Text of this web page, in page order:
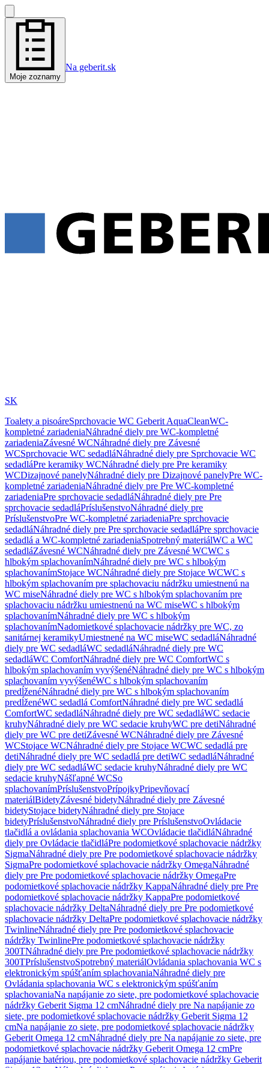
Moje zoznamy
Na geberit.sk
SK
Toalety a pisoáreSprchovacie WC Geberit AquaCleanWC-
kompletné zariadeniaNáhradné diely pre WC-kompletné
zariadeniaZávesné WCNáhradné diely pre Závesné
WCSprchovacie WC sedadláNáhradné diely pre Sprchovacie WC
sedadláPre keramiky WCNáhradné diely pre Pre keramiky
WCDizajnové panelyNáhradné diely pre Dizajnové panelyPre WC-
kompletné zariadeniaNáhradné diely pre Pre WC-kompletné
zariadeniaPre sprchovacie sedadláNáhradné diely pre Pre
sprchovacie sedadláPríslušenstvoNáhradné diely pre
PríslušenstvoPre WC-kompletné zariadeniaPre sprchovacie
sedadláNáhradné diely pre Pre sprchovacie sedadláPre sprchovacie
sedadlá a WC-kompletné zariadeniaSpotrebný materiálWC a WC
sedadláZávesné WCNáhradné diely pre Závesné WCWC s
hlbokým splachovanímNáhradné diely pre WC s hlbokým
splachovanímStojace WCNáhradné diely pre Stojace WCWC s
hlbokým splachovaním pre splachovaciu nádržku umiestnenú na
WC miseNáhradné diely pre WC s hlbokým splachovaním pre
splachovaciu nádržku umiestnenú na WC miseWC s hlbokým
splachovanímNáhradné diely pre WC s hlbokým
splachovanímNadomietkové splachovacie nádržky pre WC, zo
sanitárnej keramikyUmiestnené na WC miseWC sedadláNáhradné
diely pre WC sedadláWC sedadláNáhradné diely pre WC
sedadláWC ComfortNáhradné diely pre WC ComfortWC s
hlbokým splachovaním vyvýšenéNáhradné diely pre WC s hlbokým
splachovaním vyvýšenéWC s hlbokým splachovaním
predĺženéNáhradné diely pre WC s hlbokým splachovaním
predĺženéWC sedadlá ComfortNáhradné diely pre WC sedadlá
ComfortWC sedadláNáhradné diely pre WC sedadláWC sedacie
kruhyNáhradné diely pre WC sedacie kruhyWC pre detiNáhradné
diely pre WC pre detiZávesné WCNáhradné diely pre Závesné
WCStojace WCNáhradné diely pre Stojace WCWC sedadlá pre
detiNáhradné diely pre WC sedadlá pre detiWC sedadláNáhradné
diely pre WC sedadláWC sedacie kruhyNáhradné diely pre WC
sedacie kruhyNášľapné WCSo
splachovanímPríslušenstvoPrípojkyPripevňovací
materiálBidetyZávesné bidetyNáhradné diely pre Závesné
bidetyStojace bidetyNáhradné diely pre Stojace
bidetyPríslušenstvoNáhradné diely pre PríslušenstvoOvládacie
tlačidlá a ovládania splachovania WCOvládacie tlačidláNáhradné
diely pre Ovládacie tlačidláPre podomietkové splachovacie nádržky
SigmaNáhradné diely pre Pre podomietkové splachovacie nádržky
SigmaPre podomietkové splachovacie nádržky OmegaNáhradné
diely pre Pre podomietkové splachovacie nádržky OmegaPre
podomietkové splachovacie nádržky KappaNáhradné diely pre Pre
podomietkové splachovacie nádržky KappaPre podomietkové
splachovacie nádržky DeltaNáhradné diely pre Pre podomietkové
splachovacie nádržky DeltaPre podomietkové splachovacie nádržky
TwinlineNáhradné diely pre Pre podomietkové splachovacie
nádržky TwinlinePre podomietkové splachovacie nádržky
300TNáhradné diely pre Pre podomietkové splachovacie nádržky
300TPríslušenstvoSpotrebný materiálOvládania splachovania WC s
elektronickým spúšťaním splachovaniaNáhradné diely pre
Ovládania splachovania WC s elektronickým spúšťaním
splachovaniaNa napájanie zo siete, pre podomietkové splachovacie
nádržky Geberit Sigma 12 cmNáhradné diely pre Na napájanie zo
siete, pre podomietkové splachovacie nádržky Geberit Sigma 12
cmNa napájanie zo siete, pre podomietkové splachovacie nádržky
Geberit Omega 12 cmNáhradné diely pre Na napájanie zo siete, pre
podomietkové splachovacie nádržky Geberit Omega 12 cmPre
napájanie batériou, pre podomietkové splachovacie nádržky Geberit